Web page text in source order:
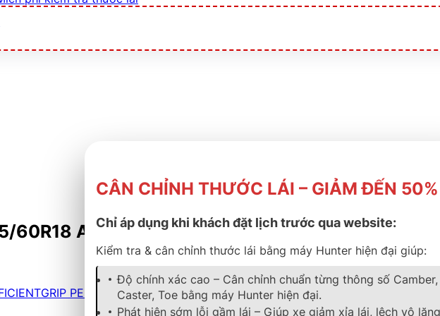
60R18 ASSURANCE FINESSE
PERF SUV
CÂN CHỈNH THƯỚC LÁI – GIẢM ĐẾN 50%
Chỉ áp dụng khi khách đặt lịch trước qua website:
Kiểm tra & cân chỉnh thước lái bằng máy Hunter hiện đại giúp:
Độ chính xác cao – Cân chỉnh chuẩn từng thông số Camber,
Caster, Toe bằng máy Hunter hiện đại.
Phát hiện sớm lỗi gầm lái – Giúp xe giảm xỉa lái, lệch vô